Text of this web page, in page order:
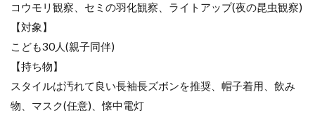
コウモリ観察、セミの羽化観察、ライトアップ(夜の昆虫観察)
【対象】
こども30人(親子同伴)
【持ち物】
スタイルは汚れて良い長袖長ズボンを推奨、帽子着用、飲み
物、マスク(任意)、懐中電灯